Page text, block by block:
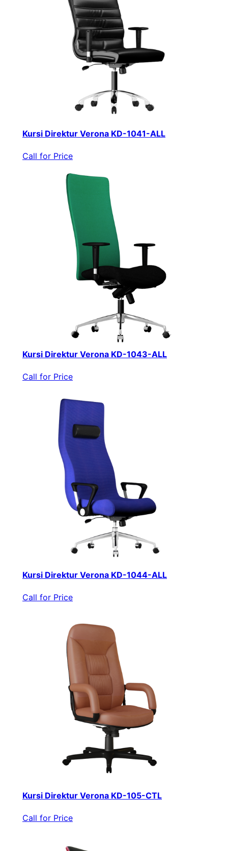
Kursi Direktur Verona KD-1041-ALL
Call for Price
Kursi Direktur Verona KD-1043-ALL
Call for Price
Kursi Direktur Verona KD-1044-ALL
Call for Price
Kursi Direktur Verona KD-105-CTL
Call for Price